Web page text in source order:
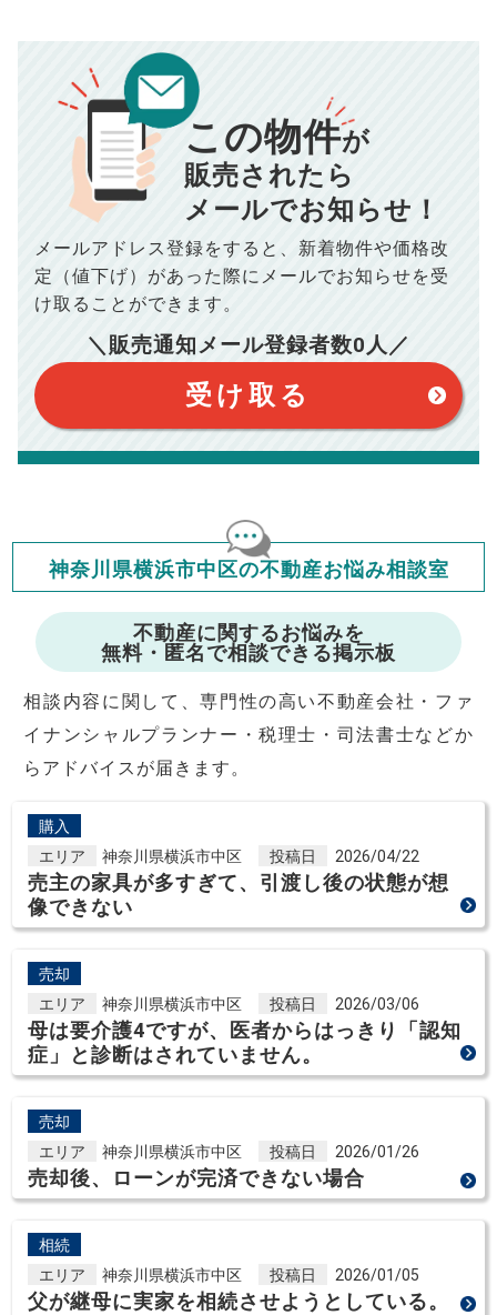
返済シミュレーション計算結果
毎月の支払額 834
年間の支払額 10,005 円
総支払額 100,050 円
このシミュレーターは元利均等返済方式で試算しています。
このシミュレーターは、四捨五入にて計算しております。
このシミュレーターはお借り入れの全期間で金利が変わらない設
このシミュレーターでの結果は、お借り入れを保証するものでは
ありません。
このシミュレーターをご利用された方の、いかなる損害について
ますが、お借り入れの際に各金融機関にご相談ください。
会員マイページでは
修繕費・管理費の計算もできます
00万円
■仲介手数料／ 00万円
■売買契約書印紙／ 0
■抵当権抹消費用／0万円
※購入価格よりも売却価格が高い場合、譲渡所得税が発生する
場合がございます。詳しくは最寄りの税務署などにご確認く
※シミュレーター結果はあくまでも概算であり、手残り金額を
保証するものではございません。
※上記売却費用には、住所変更登記の費用、引っ越し費用、住
宅ローンの一括繰上返済の手数料等は含まれておりませんの
で予めご了承ください。
おります。（物件価格×3%＋6万円＋消費税）
この物件が
販売されたら
メールでお知らせ！
メールアドレス登録をすると、 新着物件や価格改
定（値下げ）があった際に メールでお知らせを受
け取ることができます。
＼販売通知メール登録者数0 人／
受け取る
神奈川県横浜市中区の不動産お悩み相談室
不動産に関するお悩みを
無料・匿名で相談できる掲示板
相談内容に関して、専門性の高い不動産会社・ファ
イナンシャルプランナー・税理士・司法書士などか
らアドバイスが届きます。
購入
エリア
神奈川県横浜市中区 投稿日 2026/04/22
売主の家具が多すぎて、引渡し後の状態が想
像できない
売却
エリア
神奈川県横浜市中区 投稿日 2026/03/06
母は要介護4ですが、医者からはっきり「認知
症」と診断はされていません。
売却
エリア
神奈川県横浜市中区 投稿日 2026/01/26
売却後、ローンが完済できない場合
相続
エリア
神奈川県横浜市中区 投稿日 2026/01/05
父が継母に実家を相続させようとしている。